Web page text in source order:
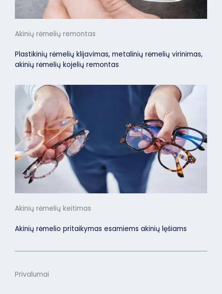
Akinių rėmelių remontas
Plastikinių rėmelių klijavimas, metalinių rėmelių virinimas,
akinių rėmelių kojelių remontas
Akinių rėmelių keitimas
Akinių rėmelio pritaikymas esamiems akinių lęšiams
Privalumai